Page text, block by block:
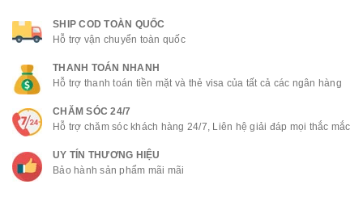
SHIP COD TOÀN QUỐC
Hỗ trợ vận chuyển toàn quốc
THANH TOÁN NHANH
Hỗ trợ thanh toán tiền mặt và thẻ visa của tất cả các ngân hàng
CHĂM SÓC 24/7
Hỗ trợ chăm sóc khách hàng 24/7, Liên hệ giải đáp mọi thắc mắc
UY TÍN THƯƠNG HIỆU
Bảo hành sản phẩm mãi mãi